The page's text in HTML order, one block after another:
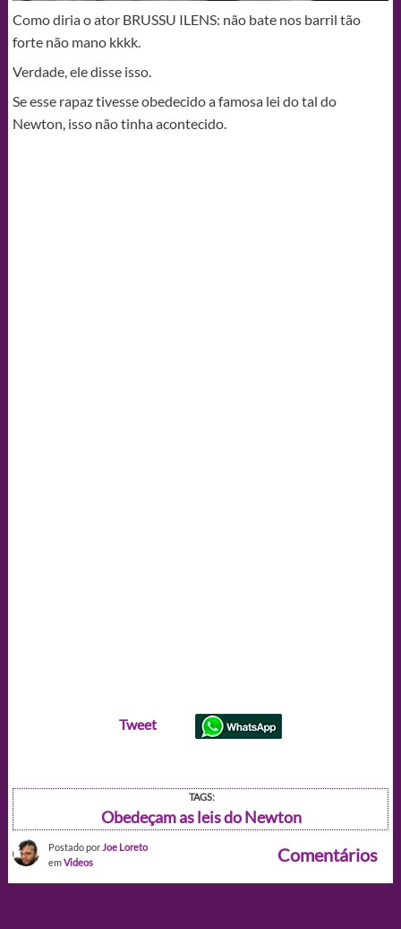
Como diria o ator BRUSSU ILENS: não bate nos barril tão
forte não mano kkkk.
Verdade, ele disse isso.
Se esse rapaz tivesse obedecido a famosa lei do tal do
Newton, isso não tinha acontecido.
Tweet
TAGS:
Obedeçam as leis do Newton
Postado por Joe Loreto
emVideos Comentários